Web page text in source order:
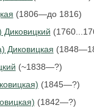
(1806—до 1816)
Диковицкая
(~1838—?)
(1845—?)
(1842—?)